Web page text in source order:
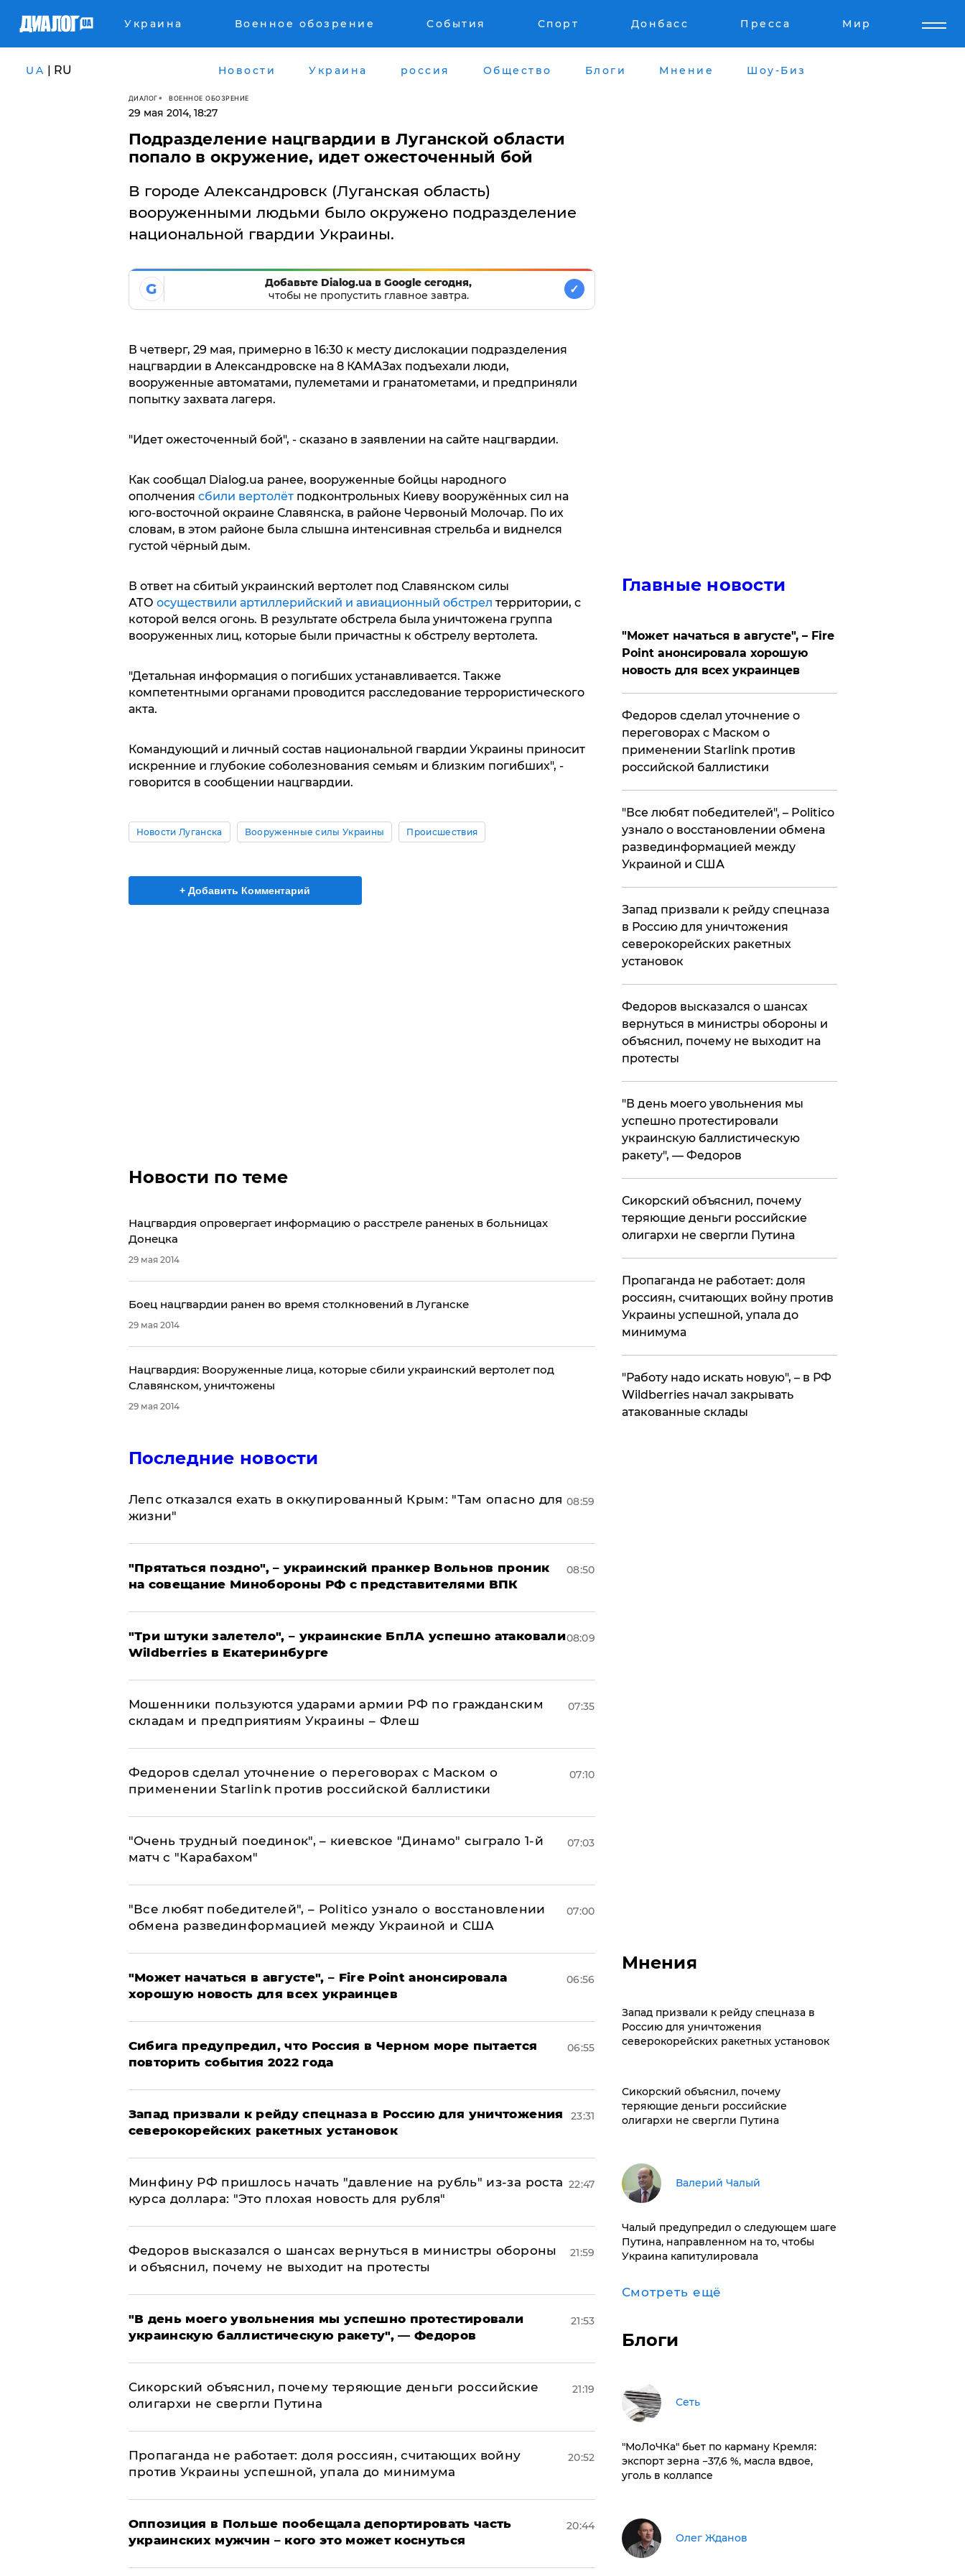
Украина Военное обозрение События Спорт Донбасс Пресса Мир
UA | RU Новости Украина россия Общество Блоги Мнение Шоу-Биз
ДИАЛОГ ВОЕННОЕ ОБОЗРЕНИЕ
29 мая 2014, 18:27
Подразделение нацгвардии в Луганской области
попало в окружение, идет ожесточенный бой
В городе Александровск (Луганская область)
вооруженными людьми было окружено подразделение
национальной гвардии Украины.
G
Добавьте Dialog.ua в Google сегодня,
чтобы не пропустить главное завтра.
✓
В четверг, 29 мая, примерно в 16:30 к месту дислокации подразделения
нацгвардии в Александровске на 8 КАМАЗах подъехали люди,
вооруженные автоматами, пулеметами и гранатометами, и предприняли
попытку захвата лагеря.
"Идет ожесточенный бой", - сказано в заявлении на сайте нацгвардии.
Как сообщал Dialog.ua ранее, вооруженные бойцы народного
ополчения сбили вертолётподконтрольных Киеву вооружённых сил на
юго-восточной окраине Славянска, в районе Червоный Молочар. По их
словам, в этом районе была слышна интенсивная стрельба и виднелся
густой чёрный дым.
В ответ на сбитый украинский вертолет под Славянском силы
АТО осуществили артиллерийский и авиационный обстрел территории, с
которой велся огонь. В результате обстрела была уничтожена группа
вооруженных лиц, которые были причастны к обстрелу вертолета.
"Детальная информация о погибших устанавливается. Также
компетентными органами проводится расследование террористического
акта.
Командующий и личный состав национальной гвардии Украины приносит
искренние и глубокие соболезнования семьям и близким погибших", -
говорится в сообщении нацгвардии.
Новости Луганска Вооруженные силы Украины Происшествия
+ Добавить Комментарий
Новости по теме
​Нацгвардия опровергает информацию о расстреле раненых в больницах
Донецка
29 мая 2014
Боец нацгвардии ранен во время столкновений в Луганске
29 мая 2014
Нацгвардия: Вооруженные лица, которые сбили украинский вертолет под
Славянском, уничтожены
29 мая 2014
Последние новости
Лепс отказался ехать в оккупированный Крым: "Там опасно для
жизни"
08:59
"Прятаться поздно", – украинский пранкер Вольнов проник
на совещание Минобороны РФ с представителями ВПК
08:50
"Три штуки залетело", – украинские БпЛА успешно атаковали
Wildberries в Екатеринбурге
08:09
Мошенники пользуются ударами армии РФ по гражданским
складам и предприятиям Украины – Флеш
07:35
Федоров сделал уточнение о переговорах с Маском о
применении Starlink против российской баллистики
07:10
"Очень трудный поединок", – киевское "Динамо" сыграло 1-й
матч с "Карабахом"
07:03
​"Все любят победителей", – Politico узнало о восстановлении
обмена развединформацией между Украиной и США
07:00
"Может начаться в августе", – Fire Point анонсировала
хорошую новость для всех украинцев
06:56
Сибига предупредил, что Россия в Черном море пытается
повторить события 2022 года
06:55
Запад призвали к рейду спецназа в Россию для уничтожения
северокорейских ракетных установок
23:31
Минфину РФ пришлось начать "давление на рубль" из-за роста
курса доллара: "Это плохая новость для рубля"
22:47
Федоров высказался о шансах вернуться в министры обороны
и объяснил, почему не выходит на протесты
21:59
​"В день моего увольнения мы успешно протестировали
украинскую баллистическую ракету", — Федоров
21:53
Сикорский объяснил, почему теряющие деньги российские
олигархи не свергли Путина
21:19
​Пропаганда не работает: доля россиян, считающих войну
против Украины успешной, упала до минимума
20:52
Оппозиция в Польше пообещала депортировать часть
украинских мужчин – кого это может коснуться
20:44
Главные новости
"Может начаться в августе", – Fire
Point анонсировала хорошую
новость для всех украинцев
Федоров сделал уточнение о
переговорах с Маском о
применении Starlink против
российской баллистики
​"Все любят победителей", – Politico
узнало о восстановлении обмена
развединформацией между
Украиной и США
Запад призвали к рейду спецназа
в Россию для уничтожения
северокорейских ракетных
установок
Федоров высказался о шансах
вернуться в министры обороны и
объяснил, почему не выходит на
протесты
​"В день моего увольнения мы
успешно протестировали
украинскую баллистическую
ракету", — Федоров
Сикорский объяснил, почему
теряющие деньги российские
олигархи не свергли Путина
​Пропаганда не работает: доля
россиян, считающих войну против
Украины успешной, упала до
минимума
"Работу надо искать новую", – в РФ
Wildberries начал закрывать
атакованные склады
Мнения
Запад призвали к рейду спецназа в
Россию для уничтожения
северокорейских ракетных установок
Сикорский объяснил, почему
теряющие деньги российские
олигархи не свергли Путина
Валерий Чалый
Чалый предупредил о следующем шаге
Путина, направленном на то, чтобы
Украина капитулировала
Смотреть ещё
Блоги
Сеть
​"МоЛоЧКа" бьет по карману Кремля:
экспорт зерна −37,6 %, масла вдвое,
уголь в коллапсе
Олег Жданов